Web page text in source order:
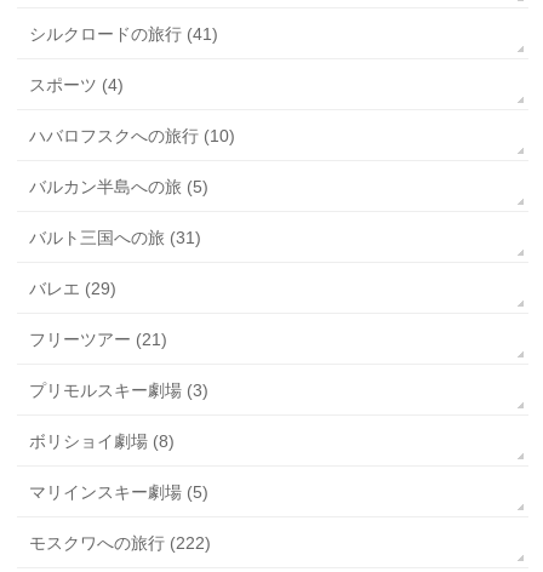
シルクロードの旅行 (41)
スポーツ (4)
ハバロフスクへの旅行 (10)
バルカン半島への旅 (5)
バルト三国への旅 (31)
バレエ (29)
フリーツアー (21)
プリモルスキー劇場 (3)
ボリショイ劇場 (8)
マリインスキー劇場 (5)
モスクワへの旅行 (222)